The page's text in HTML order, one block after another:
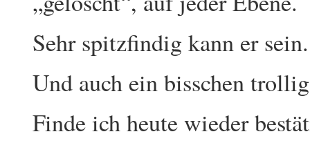
Sehr spitzfindig kann er sein.
Und auch ein bisschen
Finde ich heute wieder